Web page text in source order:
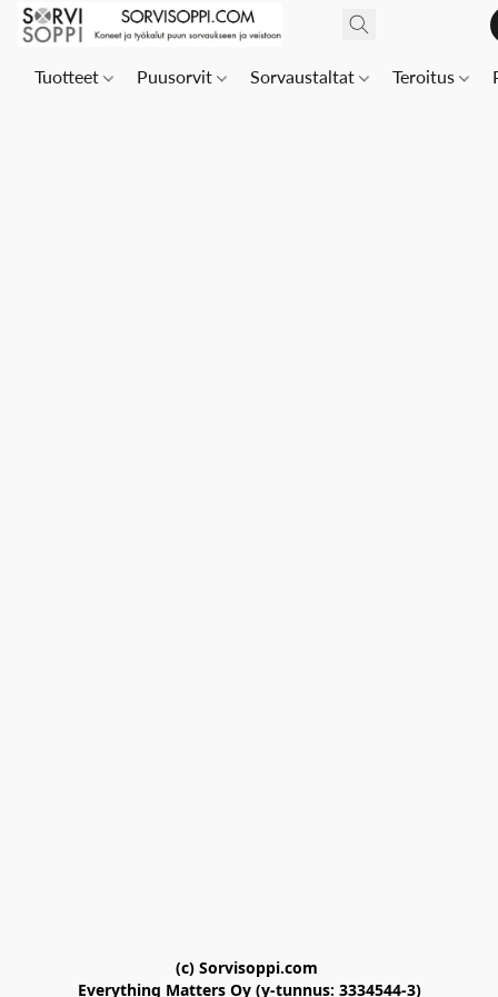
Tuotteet Puusorvit Sorvaustaltat Teroitus
(c) Sorvisoppi.com
Everything Matters Oy (y-tunnus: 3334544-3)